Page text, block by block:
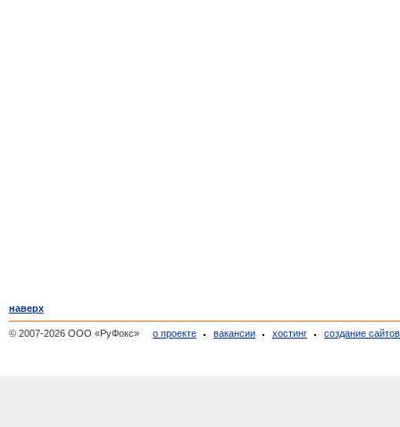
наверх
© 2007-2026 ООО «РуФокс» о проекте вакансии хостинг создание сайтов